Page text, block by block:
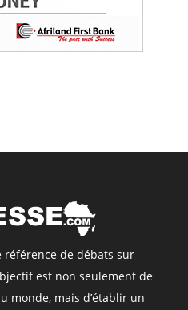
référence de débats sur
est non seulement de
monde, mais d’établir un